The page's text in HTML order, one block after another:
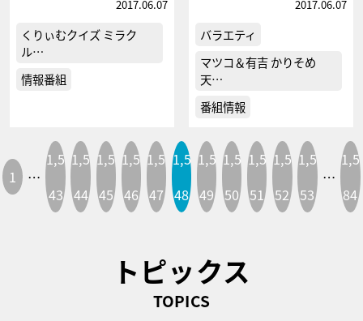
2017.06.07
くりぃむクイズ ミラク
ル…
情報番組
2017.06.07
バラエティ
マツコ＆有吉 かりそめ
天…
番組情報
1 …
1,5
43
1,5
44
1,5
45
1,5
46
1,5
47
1,5
48
1,5
49
1,5
50
1,5
51
1,5
52
1,5
53
…
1,5
84
トピックス
TOPICS